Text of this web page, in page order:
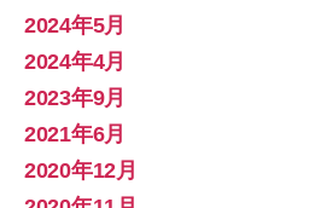
2024年5月
2024年4月
2023年9月
2021年6月
2020年12月